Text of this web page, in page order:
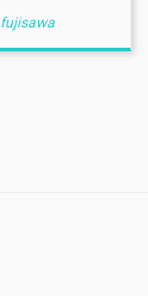
fujisawa